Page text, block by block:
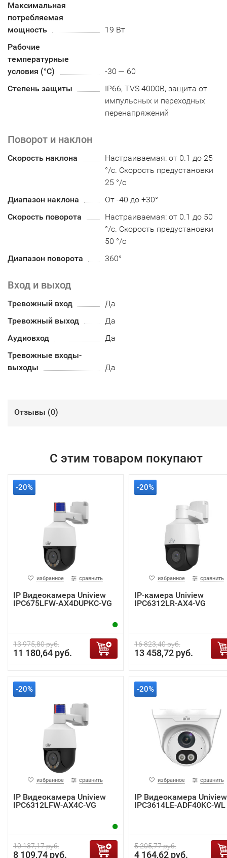
Максимальная
потребляемая
мощность
19 Вт
Рабочие
температурные
условия (°С)
-30 — 60
Степень защиты
IP66, TVS 4000В, защита от
импульсных и переходных
перенапряжений
Поворот и наклон
Скорость наклона
Настраиваемая: от 0.1 до 25
°/с. Скорость предустановки
25 °/с
Диапазон наклона
От -40 до +30°
Скорость поворота
Настраиваемая: от 0.1 до 50
°/с. Скорость предустановки
50 °/с
Диапазон поворота
360°
Вход и выход
Тревожный вход
Да
Тревожный выход
Да
Аудиовход
Да
Тревожные входы-
выходы
Да
Отзывы (0)
С этим товаром покупают
-20%
избранное сравнить
IP Видеокамера Uniview
IPC675LFW-AX4DUPKC-VG
13 975,80 руб.
11 180,64 руб.
-20%
избранное сравнить
IP-камера Uniview
IPC6312LR-AX4-VG
16 823,40 руб.
13 458,72 руб.
-20%
избранное сравнить
IP Видеокамера Uniview
IPC6312LFW-AX4C-VG
10 137,17 руб.
8 109,74 руб.
-20%
избранное сравнить
IP Видеокамера Uniview
IPC3614LE-ADF40KC-WL
5 205,77 руб.
4 164,62 руб.